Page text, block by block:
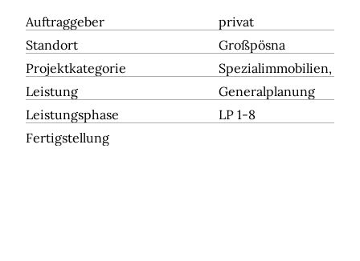
Auftraggeber
privat
Standort
Großpösna
Projektkategorie
Spezialimmobilien,
Leistung
Generalplanung
Leistungsphase
LP 1-8
Fertigstellung